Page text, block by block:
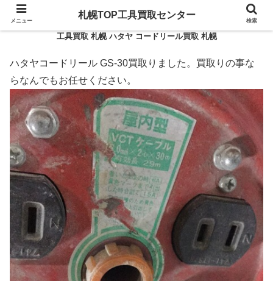
工具買取 札幌 ハタヤ コードリール買取 札幌
ハタヤコードリール GS-30買取りました。買取りの事な
らなんでもお任せください。
メニュー
札幌TOP工具買取センター
検索